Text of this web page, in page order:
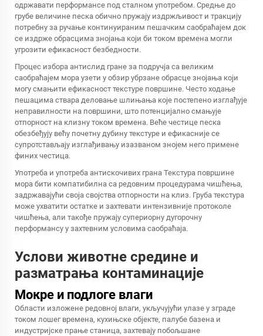
одржавати перформансе под сталном употребом. Средње до
грубе величине песка обично пружају издржљивост и тракцију
потребну за ручање континуираним пешачким саобраћајем док
се издрже обрасцима знојања који би током времена могли
угрозити ефикасност безбедности.
Процес избора антислид гране за подручја са великим
саобраћајем мора узети у обзир убрзане обрасце знојања који
могу смањити ефикасност текстуре површине. Често ходање
пешацима ствара деловање шлињања које постепено изглађује
неправилности на површини, што потенцијално смањује
отпорност на клизну током времена. Веће честице песка
обезбеђују већу почетну дубину текстуре и ефикасније се
супротстављају изглађивању изазваном знојем него примене
финих честица.
Употреба и употреба антискочивих грана Текстура површине
мора бити компатибилна са редовним процедурама чишћења,
задржавајући своја својства отпорности на клиз. Груба текстура
може ухватити остатке и захтевати интензивније протоколе
чишћења, али такође пружају супериорну дугорочну
перформансу у захтевним условима саобраћаја.
Услови животне средине и
разматрања контаминације
Мокре и подлоге влаги
Области изложене редовној влаги, укључујући улазе у зграде
током лошег времена, кухињске објекте, палубе базена и
индустријске прање станица, захтевају побољшане